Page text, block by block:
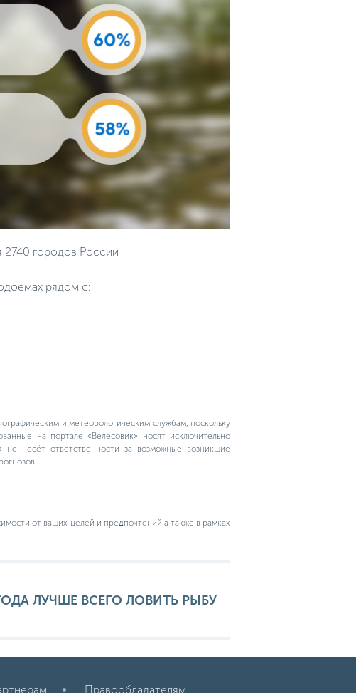
2740 городов России
рядом с:
и метеорологическим службам, поскольку
на портале «Велесовик» носят исключительно
не несёт ответственности за возможные возникшие
от ваших целей и предпочтений а также в рамках
ЛУЧШЕ ВСЕГО ЛОВИТЬ РЫБУ
Правообладателям